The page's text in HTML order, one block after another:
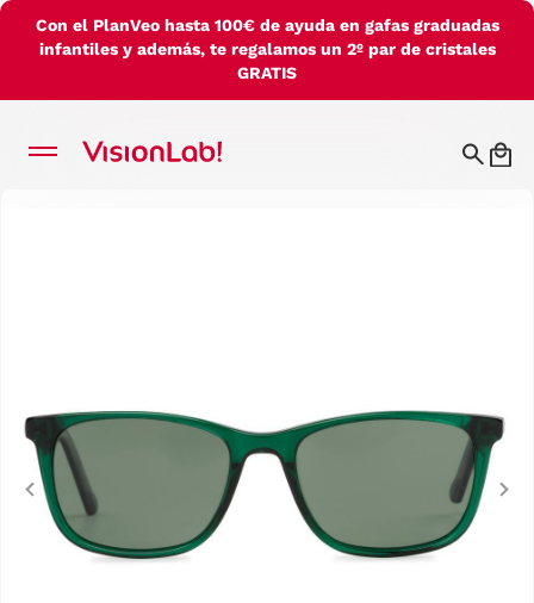
Con el PlanVeo hasta 100€ de ayuda en gafas graduadas
infantiles y además, te regalamos un 2º par de cristales
GRATIS
Previous